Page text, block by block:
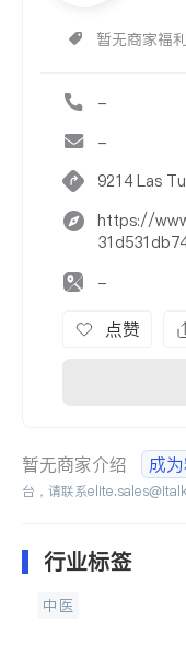
暂无商家福利
-
-
9214 Las
https://
-
点赞
暂无商家介绍 成
台，请联系
行业标签
中医